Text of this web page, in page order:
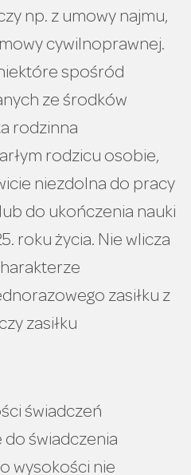
np. z umowy najmu,
cywilnoprawnej.
spośród
ze środków
rodzinna
rodzicu osobie,
niezdolna do pracy
do ukończenia nauki
roku życia. Nie wlicza
zasiłku z
zasiłku
świadczeń
świadczenia
wysokości nie